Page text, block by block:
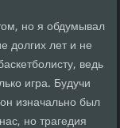
но я обдумывал
долгих лет и не
ведь
игра. Будучи
изначально был
но трагедия